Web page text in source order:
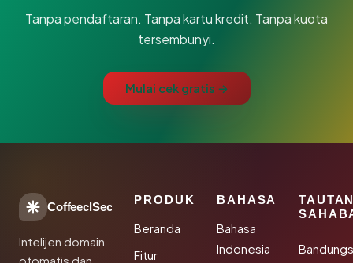
Tanpa pendaftaran. Tanpa kartu kredit. Tanpa kuota
tersembunyi.
Mulai cek gratis →
CoffeeclSec
Intelijen domain
PRODUK
Beranda
Fitur
BAHASA
Bahasa
Indonesia